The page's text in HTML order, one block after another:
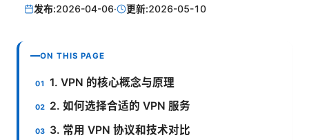
发布:2026-04-06· 更新:2026-05-10
ON THIS PAGE
1. VPN 的核心概念与原理
2. 如何选择合适的 VPN 服务
3. 常用 VPN 协议和技术对比